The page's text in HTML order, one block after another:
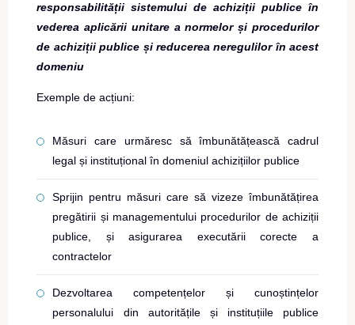
responsabilității sistemului de achiziții publice în
vederea aplicării unitare a normelor și procedurilor
de achiziții publice și reducerea neregulilor în acest
domeniu
Exemple de acțiuni:
Măsuri care urmăresc să îmbunătățească cadrul
legal și instituțional în domeniul achizițiilor publice
Sprijin pentru măsuri care să vizeze îmbunătățirea
pregătirii și managementului procedurilor de achiziții
publice, și asigurarea executării corecte a
contractelor
Dezvoltarea competențelor și cunoștințelor
personalului din autoritățile și instituțiile publice